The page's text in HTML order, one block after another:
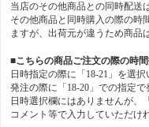
当店のその他商品との同時配送
その他商品と同時購入の際の時
ますが、出荷元が違うため商品
■こちらの商品ご注文の際の時
日時指定の際に「18-21」を選
発注の際に「18-20」での指定で
日時選択欄にはありませんが、
コメント等で入力していただけ